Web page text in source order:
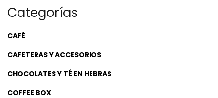
Categorías
CAFÉ
CAFETERAS Y ACCESORIOS
CHOCOLATES Y TÉ EN HEBRAS
COFFEE BOX